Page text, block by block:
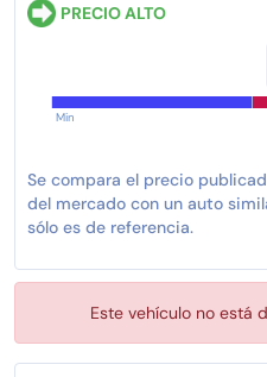
PRECIO ALTO
Min
Se compara el precio
del mercado con un auto
sólo es de referencia.
Este vehículo no está